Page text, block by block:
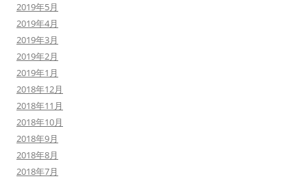
2019年5月
2019年4月
2019年3月
2019年2月
2019年1月
2018年12月
2018年11月
2018年10月
2018年9月
2018年8月
2018年7月